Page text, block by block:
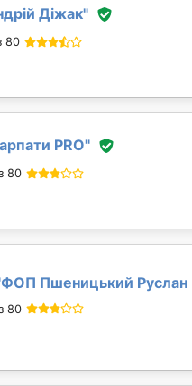
Діжак"
80
PRO"
80
ФОП Пшеницький Руслан
80